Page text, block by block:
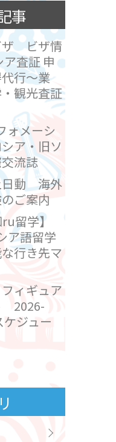
事
ザ ビザ情
査証 申
行～業
観光査証
ォメーシ
ア・旧ソ
流誌
日動 海外
ご案内
留学】
ア語留学
行き先マ
ィギュア
2026-
ジュー